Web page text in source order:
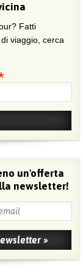
Fatti
viaggio, cerca
un'offerta
newsletter!